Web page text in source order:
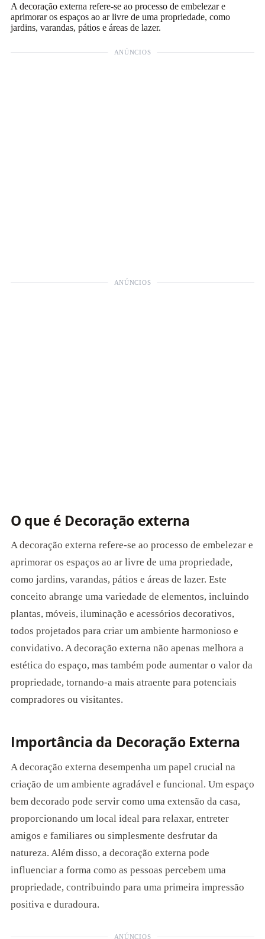
A decoração externa refere-se ao processo de embelezar e
aprimorar os espaços ao ar livre de uma propriedade, como
jardins, varandas, pátios e áreas de lazer.
ANÚNCIOS
ANÚNCIOS
O que é Decoração externa
A decoração externa refere-se ao processo de embelezar e
aprimorar os espaços ao ar livre de uma propriedade,
como jardins, varandas, pátios e áreas de lazer. Este
conceito abrange uma variedade de elementos, incluindo
plantas, móveis, iluminação e acessórios decorativos,
todos projetados para criar um ambiente harmonioso e
convidativo. A decoração externa não apenas melhora a
estética do espaço, mas também pode aumentar o valor da
propriedade, tornando-a mais atraente para potenciais
compradores ou visitantes.
Importância da Decoração Externa
A decoração externa desempenha um papel crucial na
criação de um ambiente agradável e funcional. Um espaço
bem decorado pode servir como uma extensão da casa,
proporcionando um local ideal para relaxar, entreter
amigos e familiares ou simplesmente desfrutar da
natureza. Além disso, a decoração externa pode
influenciar a forma como as pessoas percebem uma
propriedade, contribuindo para uma primeira impressão
positiva e duradoura.
ANÚNCIOS